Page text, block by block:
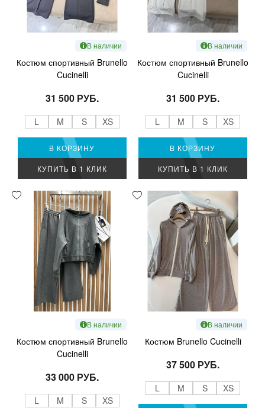
В наличии
Костюм спортивный Brunello
Cucinelli
31 500 РУБ.
L M S XS
В КОРЗИНУ
КУПИТЬ В 1 КЛИК
В наличии
Костюм спортивный Brunello
Cucinelli
31 500 РУБ.
L M S XS
В КОРЗИНУ
КУПИТЬ В 1 КЛИК
В наличии
Костюм спортивный Brunello
Cucinelli
33 000 РУБ.
L M S XS
В наличии
Костюм Brunello Cucinelli
37 500 РУБ.
L M S XS